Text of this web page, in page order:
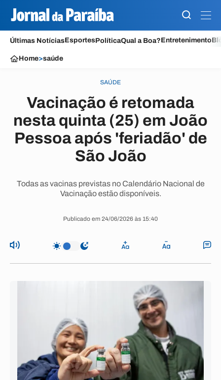
Últimas NotíciasEsportesPolíticaQual a Boa?Entretenimento
Home>saúde
SAÚDE
Vacinação é retomada
nesta quinta (25) em João
Pessoa após 'feriadão' de
São João
Todas as vacinas previstas no Calendário Nacional de
Vacinação estão disponíveis.
Publicado em 24/06/2026 às 15:40